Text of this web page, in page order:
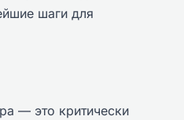
шаги для
— это критически